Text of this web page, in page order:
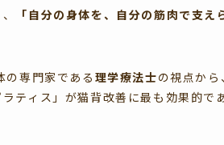
「自分の身体を、自分の筋肉で支え
の専門家である 理学療法士の視点か
ティス」が猫背改善に最も効果的で